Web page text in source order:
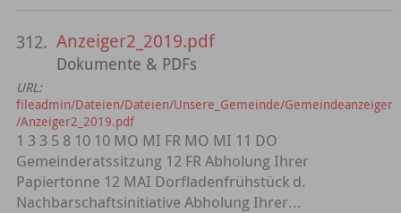
312. Anzeiger2_2019.pdf
Dokumente & PDFs
URL:
fileadmin/Dateien/Dateien/Unsere_Gemeinde/Gemeindeanzeiger
/Anzeiger2_2019.pdf
1 3 3 5 8 10 10 MO MI FR MO MI 11 DO
Gemeinderatssitzung 12 FR Abholung Ihrer
Papiertonne 12 MAI Dorfladenfrühstück d.
Nachbarschaftsinitiative Abholung Ihrer...